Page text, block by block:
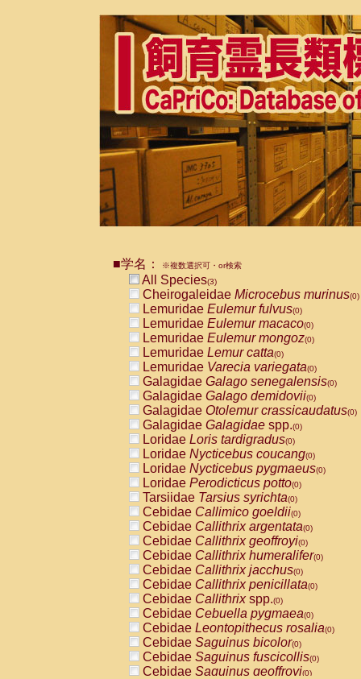
■学名： ※複数選択可・or検索
All Species(3)
Cheirogaleidae Microcebus murinus(0)
Lemuridae Eulemur fulvus(0)
Lemuridae Eulemur macaco(0)
Lemuridae Eulemur mongoz(0)
Lemuridae Lemur catta(0)
Lemuridae Varecia variegata(0)
Galagidae Galago senegalensis(0)
Galagidae Galago demidovii(0)
Galagidae Otolemur crassicaudatus(0)
Galagidae Galagidae spp.(0)
Loridae Loris tardigradus(0)
Loridae Nycticebus coucang(0)
Loridae Nycticebus pygmaeus(0)
Loridae Perodicticus potto(0)
Tarsiidae Tarsius syrichta(0)
Cebidae Callimico goeldii(0)
Cebidae Callithrix argentata(0)
Cebidae Callithrix geoffroyi(0)
Cebidae Callithrix humeralifer(0)
Cebidae Callithrix jacchus(0)
Cebidae Callithrix penicillata(0)
Cebidae Callithrixspp.(0)
Cebidae Cebuella pygmaea(0)
Cebidae Leontopithecus rosalia(0)
Cebidae Saguinus bicolor(0)
Cebidae Saguinus fuscicollis(0)
Cebidae Saguinus geoffroyi(0)